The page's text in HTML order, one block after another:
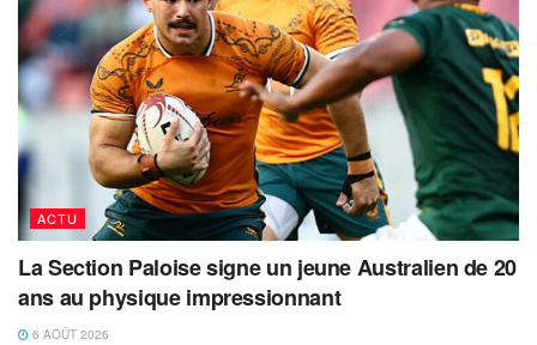
ACTU
La Section Paloise signe un jeune Australien de 20
ans au physique impressionnant
6 AOÛT 2026